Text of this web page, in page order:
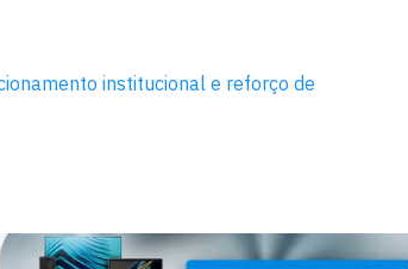
institucional e reforço de